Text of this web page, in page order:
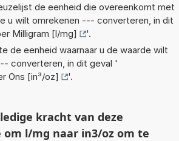
de eenheid die overeenkomt met
u wilt omrekenen --- converteren, in dit
Milligram [l/mg]
'.
de eenheid waarnaar u de waarde wilt
converteren, in dit geval '
Ons [in³/oz]
'.
kracht van deze
l/mg naar in3/oz om te